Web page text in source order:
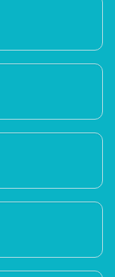
mejor y